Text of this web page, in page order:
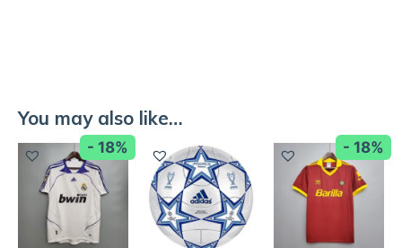
You may also like…
- 18% - 18%